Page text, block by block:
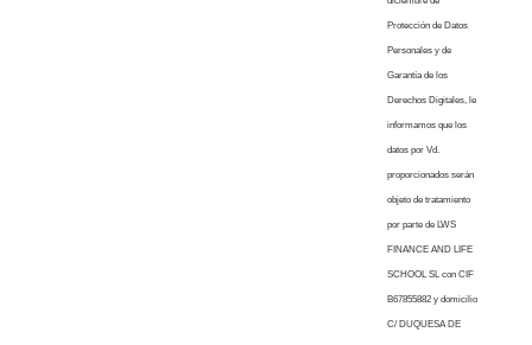
Protección de Datos
Personales y de
Garantía de los
Derechos Digitales, le
informamos que los
datos por Vd.
proporcionados serán
objeto de tratamiento
por parte de LWS
FINANCE AND LIFE
SCHOOL SL con CIF
B67855882 y domicilio
C/ DUQUESA DE